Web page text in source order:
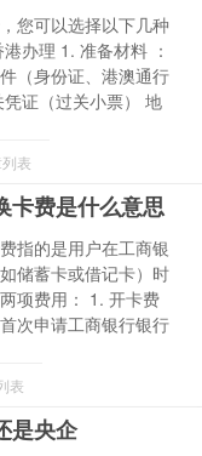
您可以选择以下几种
办理 1. 准备材料 ：
（身份证、港澳通行
证（过关小票） 地
表
卡费是什么意思
指的是用户在工商银
储蓄卡或借记卡）时
项费用： 1. 开卡费
次申请工商银行银行
表
是央企